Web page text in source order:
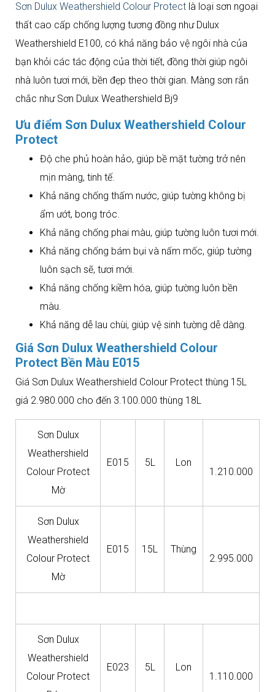
Sơn Dulux Weathershield Colour Protect là loại sơn ngoại
thất cao cấp chống lượng tương đồng như Dulux
Weathershield E100, có khả năng bảo vệ ngôi nhà của
bạn khỏi các tác động của thời tiết, đồng thời giúp ngôi
nhà luôn tươi mới, bền đẹp theo thời gian. Màng sơn rắn
chắc như Sơn Dulux Weathershield Bj9
Ưu điểm Sơn Dulux Weathershield Colour
Protect
Độ che phủ hoàn hảo, giúp bề mặt tường trở nên
mịn màng, tinh tế.
Khả năng chống thấm nước, giúp tường không bị
ẩm ướt, bong tróc.
Khả năng chống phai màu, giúp tường luôn tươi mới.
Khả năng chống bám bụi và nấm mốc, giúp tường
luôn sạch sẽ, tươi mới.
Khả năng chống kiềm hóa, giúp tường luôn bền
màu.
Khả năng dễ lau chùi, giúp vệ sinh tường dễ dàng.
Giá Sơn Dulux Weathershield Colour
Protect Bền Màu E015
Giá Sơn Dulux Weathershield Colour Protect thùng 15L
giá 2.980.000 cho đến 3.100.000 thùng 18L
Sơn Dulux
Weathershield
Colour Protect
Mờ
E015 5L Lon
1.210.000
Sơn Dulux
Weathershield
Colour Protect
Mờ
E015 15L Thùng
2.995.000
Sơn Dulux
Weathershield
Colour Protect
E023 5L Lon
1.110.000